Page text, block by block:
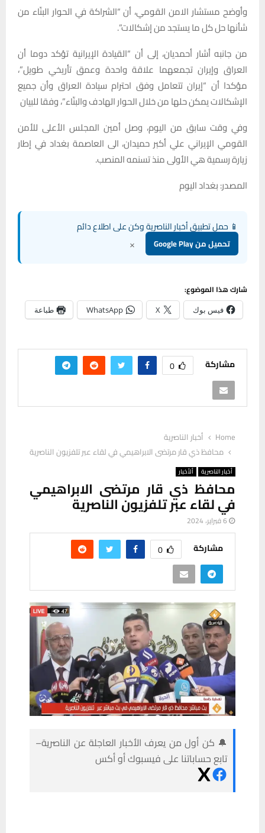
وأوضح مستشار الامن القومي، أن “الشراكة في الحوار البنّاء من
شأنها حل كل ما يستجد من إشكالات”.
من جانبه أشار أحمديان، إلى أن “القيادة الإيرانية تؤكد دوما أن
العراق وإيران تجمعهما علاقة واحدة وعمق تأريخي طويل”،
مؤكدا أن “إيران تتعامل وفق احترام سيادة العراق وأن جميع
الإشكالات يمكن حلها من خلال الحوار الهادف والبنّاء”، وفقا للبيان
وفي وقت سابق من اليوم، وصل أمين المجلس الأعلى للأمن
القومي الإيراني علي أكبر حميدان، الى العاصمة بغداد في إطار
زيارة رسمية هي الأولى منذ تسنمه المنصب.
المصدر: بغداد اليوم
📱 حمل تطبيق أخبار الناصرية وكن على اطلاع دائم
تحميل من Google Play ×
شارك هذا الموضوع:
فيس بوك X
WhatsApp طباعة
مشاركة 0
Home
أخبار الناصرية
محافظ ذي قار مرتضى الابراهيمي في لقاء عبر تلفزيون الناصرية
أخبار الناصرية ألأخبار
محافظ ذي قار مرتضى الابراهيمي
في لقاء عبر تلفزيون الناصرية
6 فبراير، 2024
مشاركة 0
🔔 كن أول من يعرف الأخبار العاجلة عن الناصرية–
تابع حساباتنا على فيسبوك أو أكس